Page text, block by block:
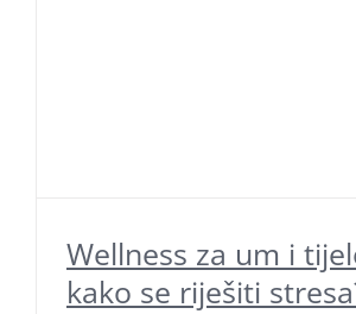
Wellness za um i
kako se riješiti